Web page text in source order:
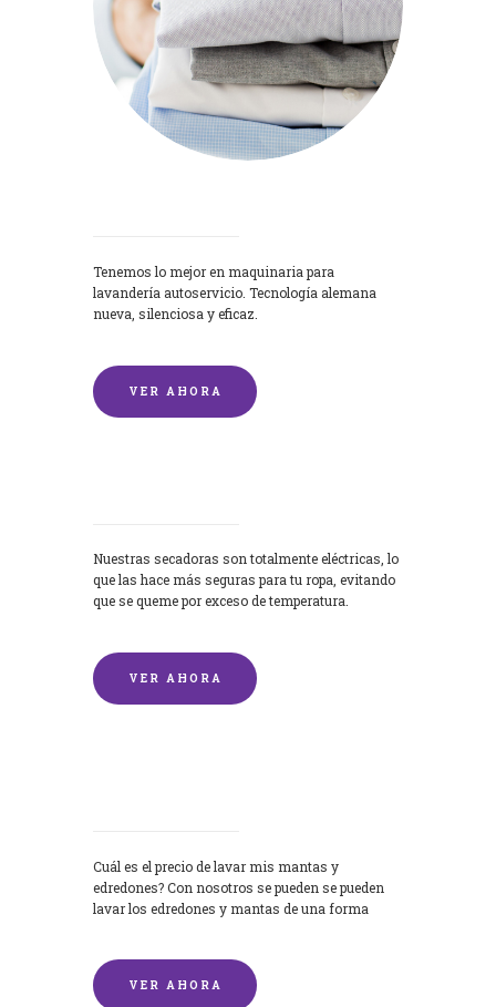
Tenemos lo mejor en maquinaria para
lavandería autoservicio. Tecnología alemana
nueva, silenciosa y eficaz.
VER AHORA
Nuestras secadoras son totalmente eléctricas, lo
que las hace más seguras para tu ropa, evitando
que se queme por exceso de temperatura.
VER AHORA
Cuál es el precio de lavar mis mantas y
edredones? Con nosotros se pueden se pueden
lavar los edredones y mantas de una forma
VER AHORA